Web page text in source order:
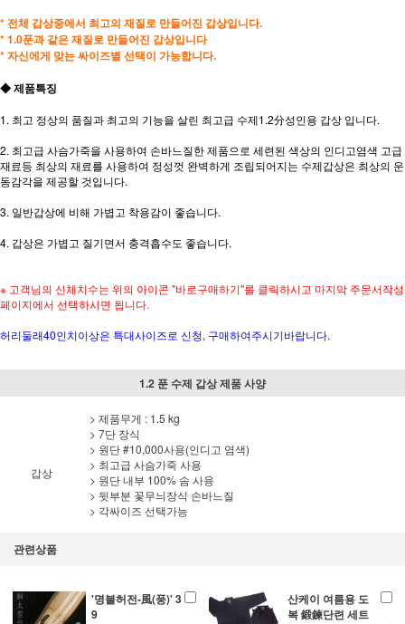
* 전체 갑상중에서 최고의 재질로 만들어진 갑상입니다.
* 1.0푼과 같은 재질로 만들어진 갑상입니다
* 자신에게 맞는 싸이즈별 선택이 가능합니다.
◆ 제품특징
1. 최고 정상의 품질과 최고의 기능을 살린 최고급 수제1.2分성인용 갑상 입니다.
2. 최고급 사슴가죽을 사용하여 손바느질한 제품으로 세련된 색상의 인디고염색 고급
재료등 최상의 재료를 사용하여 정성껏 완벽하게 조립되어지는 수제갑상은 최상의 운
동감각을 제공할 것입니다.
3. 일반갑상에 비해 가볍고 착용감이 좋습니다.
4. 갑상은 가볍고 질기면서 충격흡수도 좋습니다.
※ 고객님의 신체치수는 위의 아이콘 "바로구매하기"를 클릭하시고 마지막 주문서작성
페이지에서 선택하시면 됩니다.
허리둘래40인치이상은 특대사이즈로 신청, 구매하여주시기바랍니다.
1.2 푼 수제 갑상 제품 사양
갑상
> 제품무게 : 1.5 kg
> 7단 장식
> 원단 #10,000사용(인디고 염색)
> 최고급 사슴가죽 사용
> 원단 내부 100% 솜 사용
> 뒷부분 꽃무늬장식 손바느질
> 각싸이즈 선택가능
관련상품
'명불허전-風(풍)' 3
9
산케이 여름용 도
복 鍛鍊단련 세트